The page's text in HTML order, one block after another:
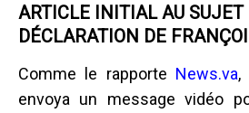
ARTICLE INITIAL AU SUJET
DÉCLARATION DE
Comme le rapporte News.va,
envoya un message vidéo